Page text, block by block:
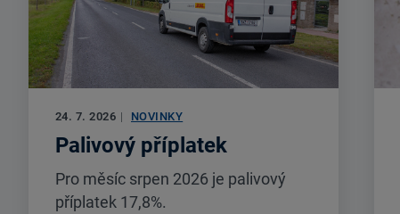
24. 7. 2026 | NOVINKY
Palivový příplatek
Pro měsíc srpen 2026 je palivový
příplatek 17,8%.